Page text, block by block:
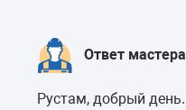
Ответ мастера
Рустам, добрый день.